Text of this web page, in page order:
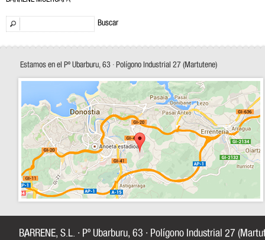
Buscar
Estamos en el Pº Ubarburu, 63 · Polígono Industrial 27 (Martutene)
BARRENE, S.L. · Pº Ubarburu, 63 · Polígono Industrial 27